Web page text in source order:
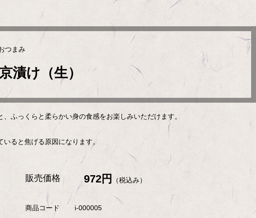
つまみ
漬け（生）
ふっくらと柔らかい身の食感をお楽しみいただけます。
ると焦げる原因になります。
販売価格 972円 （税込み）
商品コード i-000005